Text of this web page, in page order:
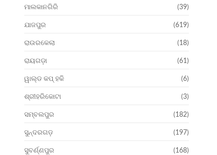
ମାଲକାନଗିରି (39)
ଯାଜପୁର (619)
ରାଉରକେଲା (18)
ରାୟଗଡ଼ା (61)
ୱାଲ୍ଡ କପ୍ ହକି (6)
ଶ୍ରୀହରିକୋଟା (3)
ସମ୍ବଲପୁର (182)
ସୁନ୍ଦରଗଡ଼ (197)
ସୁବର୍ଣ୍ଣପୁର (168)